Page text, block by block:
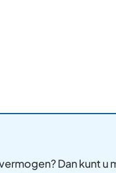
Dan kunt u